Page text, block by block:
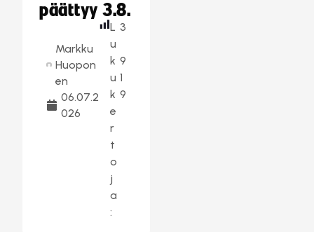
päättyy 3.8.
Markku
Huopon
en
06.07.2
026
L
u
k
u
k
e
r
t
o
j
a
:
3
9
1
9